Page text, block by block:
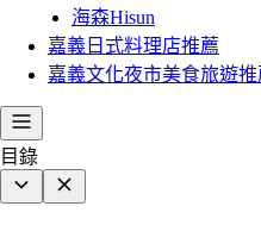
海森Hisun
嘉義日式料理店推薦
嘉義文化夜市美食旅遊推
目錄